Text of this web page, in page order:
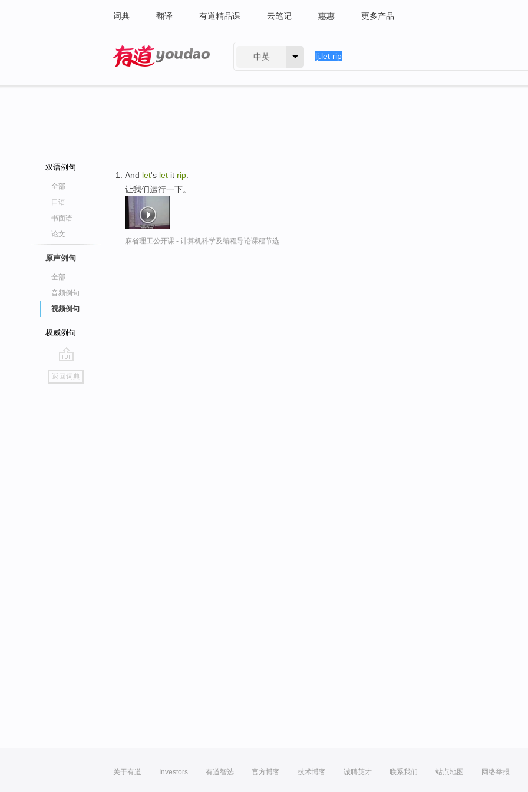
词典 翻译 有道精品课 云笔记 惠惠 更多产品
中英
双语例句
全部
口语
书面语
论文
原声例句
全部
音频例句
视频例句
权威例句
go
top
返回词典
And let's let it rip
让我们运行一下。
麻省理工公开课 - 计算机科学及编程导论课程节选
关于有道 Investors 有道智选 官方博客 技术博客 诚聘英才 联系我们 站点地图 网络举报